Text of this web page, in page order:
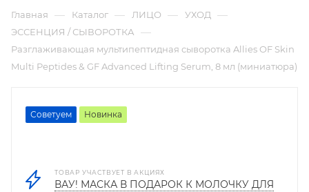
Главная — Каталог — ЛИЦО — УХОД —
ЭССЕНЦИЯ / СЫВОРОТКА —
Разглаживающая мультипептидная сыворотка Allies OF Skin
Multi Peptides & GF Advanced Lifting Serum, 8 мл (миниатюра)
Советуем Новинка
ТОВАР УЧАСТВУЕТ В АКЦИЯХ
ВАУ! МАСКА В ПОДАРОК К МОЛОЧКУ ДЛЯ